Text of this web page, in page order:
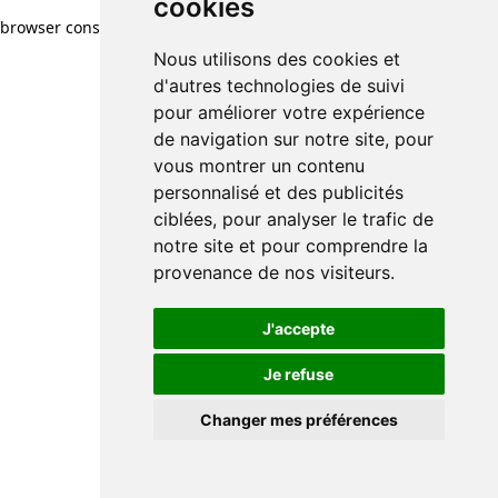
cookies
Nous utilisons des cookies et
d'autres technologies de suivi
pour améliorer votre expérience
de navigation sur notre site, pour
vous montrer un contenu
personnalisé et des publicités
ciblées, pour analyser le trafic de
notre site et pour comprendre la
provenance de nos visiteurs.
J'accepte
Je refuse
Changer mes préférences
browser console for more information)